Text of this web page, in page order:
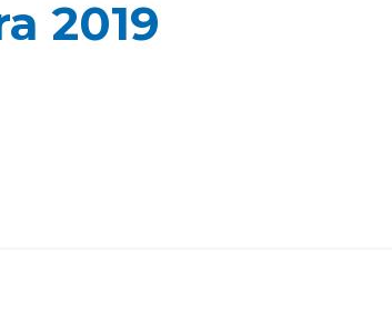
2019